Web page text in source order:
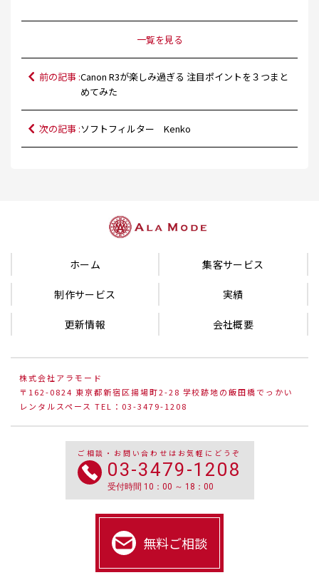
一覧を見る
前の記事 :Canon R3が楽しみ過ぎる 注目ポイントを３つまと
めてみた
次の記事 :ソフトフィルター Kenko
ホーム 集客サービス
制作サービス 実績
更新情報 会社概要
株式会社アラモード
〒162-0824 東京都新宿区揚場町2-28 学校跡地の飯田橋でっかい
レンタルスペース TEL：03-3479-1208
ご相談・お問い合わせはお気軽にどうぞ
03-3479-1208
受付時間 10：00 ～ 18：00
無料ご相談